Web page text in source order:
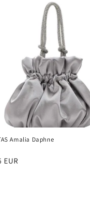
Amalia Daphne
EUR